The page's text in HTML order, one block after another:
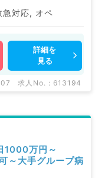
対応, オペ
詳細を
見る
求人No. : 613194
1000万円～
～大手グループ病